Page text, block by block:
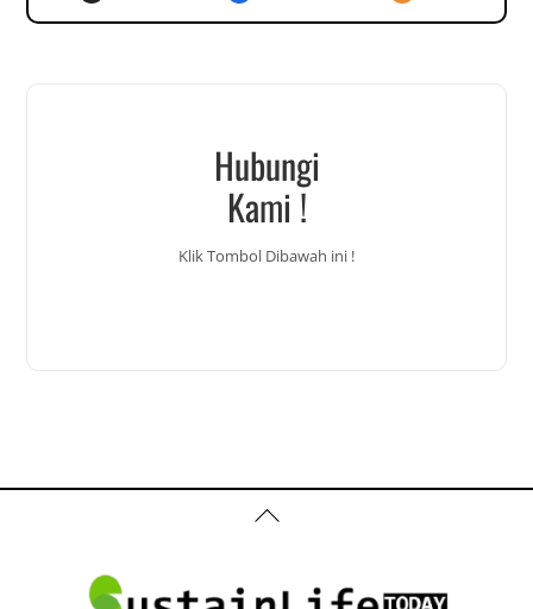
Hubungi
Kami !
Klik Tombol Dibawah ini !
Back
To